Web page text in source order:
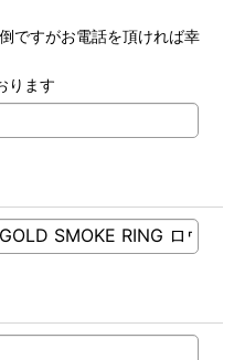
ですがお電話を頂ければ幸
ります